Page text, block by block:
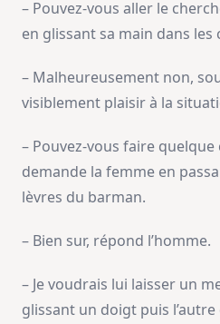
– Pouvez-vous aller le
en glissant sa main dans les
– Malheureusement non,
visiblement plaisir à la
– Pouvez-vous faire
demande la femme en
lèvres du barman.
– Bien sur, répond l’homme.
– Je voudrais lui laisser un
glissant un doigt puis